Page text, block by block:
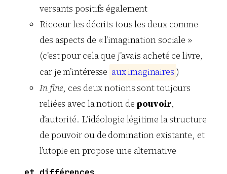
versants positifs également
Ricoeur les décrits tous les deux comme
des aspects de « l’imagination sociale »
(c’est pour cela que j’avais acheté ce livre,
car je m’intéresse auximaginaires )
In fine, ces deux notions sont toujours
reliées avec la notion de pouvoir,
d’autorité. L’idéologie légitime la structure
de pouvoir ou de domination existante, et
l’utopie en propose une alternative